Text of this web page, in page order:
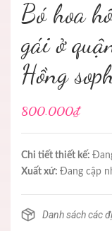
Bó hoa
gái ở
Hồng
800.000₫
Chi tiết thiết kế:
Xuất xứ: Đang cập
Danh sách các